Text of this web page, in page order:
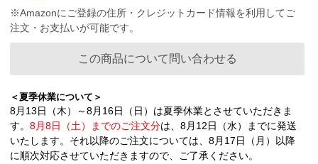
※Amazonにご登録の住所・クレジットカード情報を利用してご
注文・お支払いが可能です。
この商品について問い合わせる
＜夏季休業について＞
8月13日（木）～8月16日（日）は夏季休業とさせていただきま
す。8月8日（土）までのご注文分は、8月12日（水）までに発送
いたします。それ以降のご注文については、8月17日（月）以降
に順次対応させていただきますので、ご了承ください。